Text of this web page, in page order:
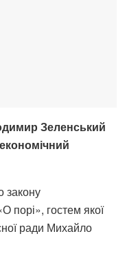
Зеленський
закону
порі», гостем якої
ради Михайло